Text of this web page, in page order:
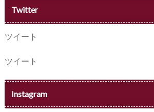
Twitter
ツイート
ツイート
Instagram